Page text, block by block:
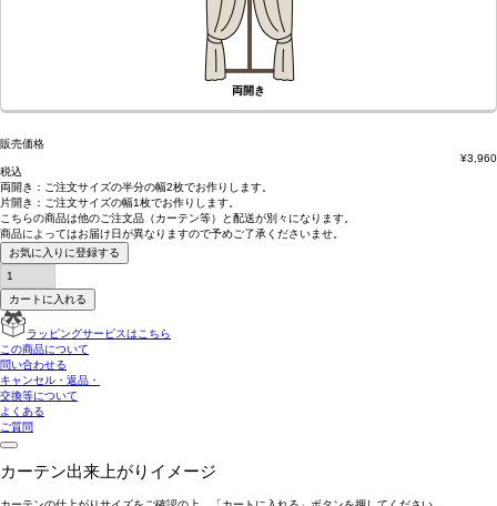
両開き
販売価格
¥3,960
税込
両開き： ご注文サイズの半分の幅2枚でお作りします。
片開き： ご注文サイズの幅1枚でお作りします。
こちらの商品は他のご注文品（カーテン等）と配送が別々 になります。
商品によってはお届け日が異なりますので予めご了承くださいませ。
お気に入りに登録する
カートに入れる
ラッピングサービスはこちら
この商品について
問い合わせる
キャンセル・返品・
交換等について
よくある
ご質問
カーテン出来上がりイメージ